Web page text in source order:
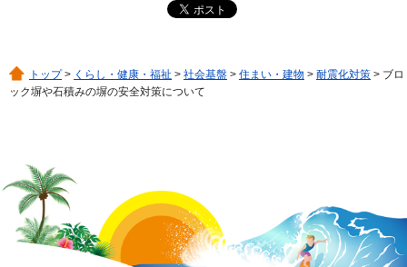
トップ> くらし・健康・福祉 > 社会基盤 > 住まい・建物 > 耐震化対策 > ブロ
ック塀や石積みの塀の安全対策について